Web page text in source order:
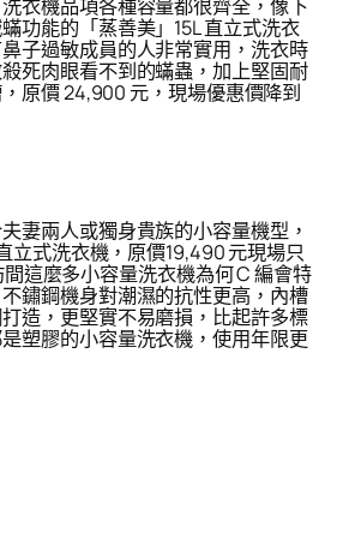
衣機品項各種容量都很齊全，像下
功能的「蒸善美」15L 直立式洗衣
子過敏成員的人非常實用，洗衣時
死肉眼看不到的蟎蟲，加上堅固耐
原價 24,900 元，現場優惠價降到
妻兩人或獨身貴族的小容量機型，
立式洗衣機，原價19,490 元現場只
間這麼多小容量洗衣機為何 C 編會特
鏽鋼機身對潮濕的抗性更高，內槽
造，更堅實不易磨損，比起許多標
塑膠的小容量洗衣機，使用年限更